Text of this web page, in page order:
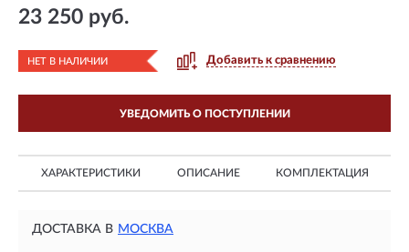
23 250 руб.
НЕТ В НАЛИЧИИ Добавить к сравнению
УВЕДОМИТЬ О ПОСТУПЛЕНИИ
ХАРАКТЕРИСТИКИ ОПИСАНИЕ КОМПЛЕКТАЦИЯ
ДОСТАВКА В МОСКВА